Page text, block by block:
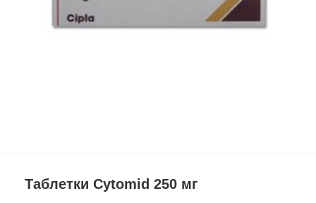
Таблетки Cytomid 250 мг